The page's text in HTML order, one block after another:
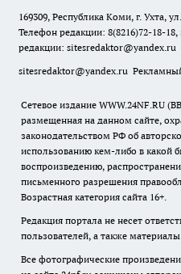
169309, Республика Коми, г. Ухта,
Телефон редакции: 8(8216)72-18-
редакции: sitesredaktor@yandex.ru
sitesredaktor@yandex.ru
Сетевое издание WWW.24NF.RU
размещенная на данном сайте,
законодательством РФ об
использованию кем-либо в какой
воспроизведению,
письменного разрешения
Возрастная категория сайта 16+.
Редакция портала не несет
пользователей, а также
Все фотографические